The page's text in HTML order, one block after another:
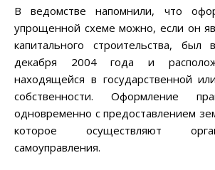
В ведомстве напомнили, что
упрощенной схеме можно, если он
капитального строительства,
декабря 2004 года и
находящейся в государственной
собственности. Оформление
одновременно с предоставлением
которое осуществляют
самоуправления.